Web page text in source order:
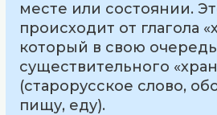
месте или состоянии.
происходит от глагола
который в свою
существительного
(старорусское слово,
пищу, еду).